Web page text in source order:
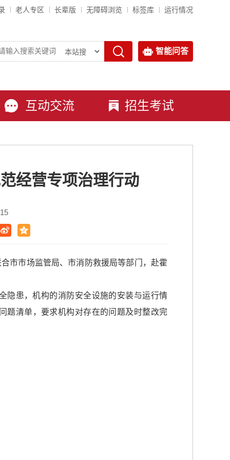
老人专区 长辈版 无障碍浏览 标签库 运行情况
智能问答
互动交流 招生考试
经营专项治理行动
市市场监管局、市消防救援局等部门，赴霍
隐患，机构的消防安全设施的安装与运行情
题清单，要求机构对存在的问题及时整改完